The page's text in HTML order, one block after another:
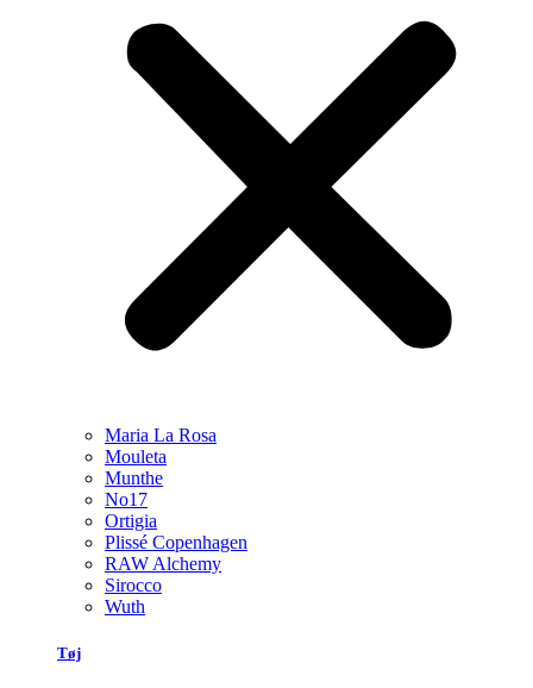
Maria La Rosa
Mouleta
Munthe
No17
Ortigia
Plissé Copenhagen
RAW Alchemy
Sirocco
Wuth
Tøj